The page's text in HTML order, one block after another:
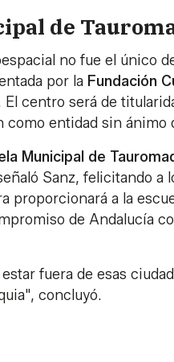
de
no fue el único
por la Fundación
El centro será de
entidad sin ánimo
Municipal de
Sanz, felicitando a
proporcionará a la
de Andalucía
fuera de esas
concluyó.